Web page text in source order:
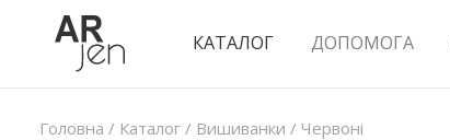
КАТАЛОГ ДОПОМОГА
Головна / Каталог / Вишиванки / Червоні